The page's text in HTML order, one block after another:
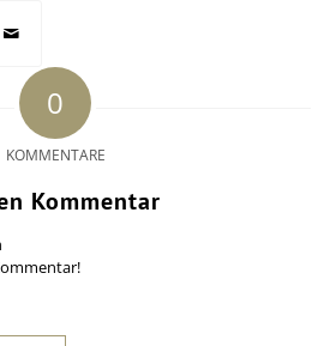
0
KOMMENTARE
Kommentar